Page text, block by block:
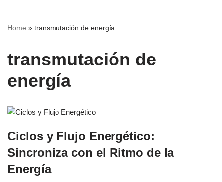
Home » transmutación de energía
transmutación de
energía
Ciclos y Flujo Energético:
Sincroniza con el Ritmo de la
Energía